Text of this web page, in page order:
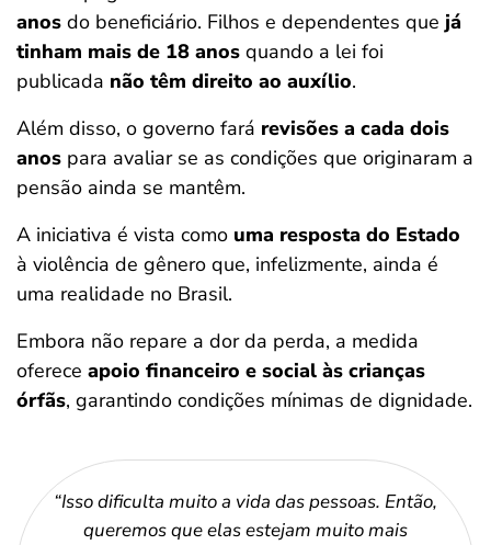
anos do beneficiário. Filhos e dependentes que já
tinham mais de 18 anos quando a lei foi
publicada não têm direito ao auxílio.
Além disso, o governo fará revisões a cada dois
anos para avaliar se as condições que originaram a
pensão ainda se mantêm.
A iniciativa é vista como uma resposta do Estado
à violência de gênero que, infelizmente, ainda é
uma realidade no Brasil.
Embora não repare a dor da perda, a medida
oferece apoio financeiro e social às crianças
órfãs, garantindo condições mínimas de dignidade.
“Isso dificulta muito a vida das pessoas. Então,
queremos que elas estejam muito mais